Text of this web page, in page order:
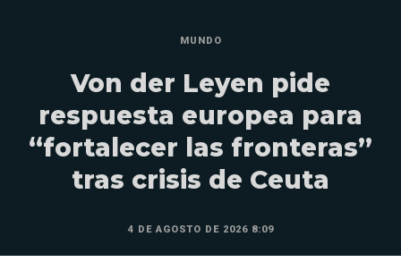
MUNDO
Von der Leyen pide
respuesta europea para
“fortalecer las fronteras”
tras crisis de Ceuta
4 DE AGOSTO DE 2026 8:09